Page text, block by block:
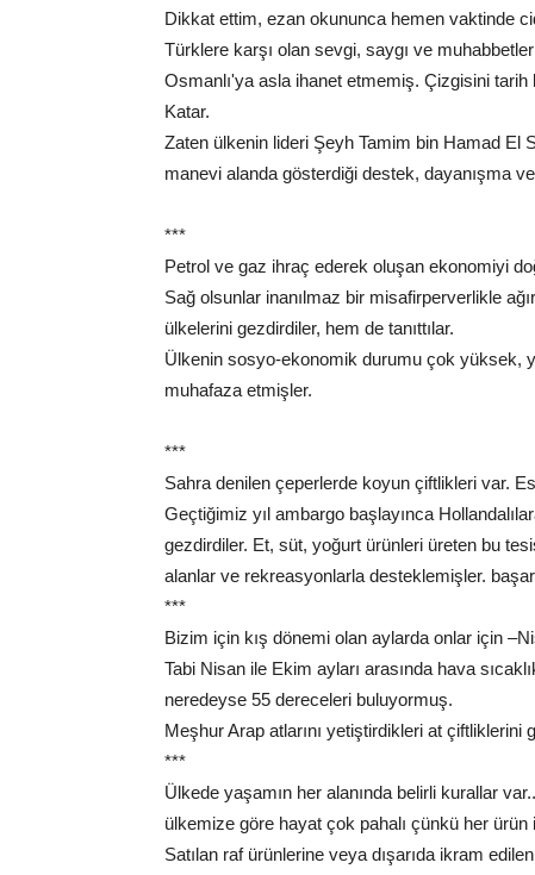
Dikkat ettim, ezan okununca hemen vaktinde
Türklere karşı olan sevgi, saygı ve
Osmanlı'ya asla ihanet etmemiş. Çizgisini
Katar.
Zaten ülkenin lideri Şeyh Tamim bin Hamad El
manevi alanda gösterdiği destek, dayanışma
***
Petrol ve gaz ihraç ederek oluşan ekonomiyi
Sağ olsunlar inanılmaz bir misafirperverlikle
ülkelerini gezdirdiler, hem de tanıttılar.
Ülkenin sosyo-ekonomik durumu çok yüksek,
muhafaza etmişler.
***
Sahra denilen çeperlerde koyun çiftlikleri var.
Geçtiğimiz yıl ambargo başlayınca
gezdirdiler. Et, süt, yoğurt ürünleri üreten bu
alanlar ve rekreasyonlarla desteklemişler.
***
Bizim için kış dönemi olan aylarda onlar için
Tabi Nisan ile Ekim ayları arasında hava
neredeyse 55 dereceleri buluyormuş.
Meşhur Arap atlarını yetiştirdikleri at
***
Ülkede yaşamın her alanında belirli kurallar
ülkemize göre hayat çok pahalı çünkü her ürün
Satılan raf ürünlerine veya dışarıda ikram